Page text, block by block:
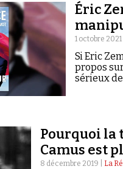
Éric
1 octobre 2021 |
Si Eric
propos
sérieux
Pourquoi la
Camus est
8 décembre 2019 | La